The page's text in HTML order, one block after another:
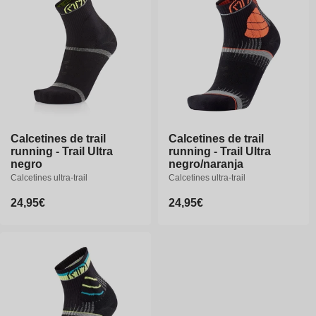
Calcetines de trail
running - Trail Ultra
negro
Calcetines ultra-trail
Precio
24,95€
Calcetines de trail
running - Trail Ultra
negro
Calcetines ultra-trail
Precio
24,95€
Calcetines de trail
running - Trail Ultra
negro/naranja
Calcetines ultra-trail
Precio
24,95€
Calcetines de trail
running - Trail Ultra
negro/naranja
Calcetines ultra-trail
Precio
24,95€